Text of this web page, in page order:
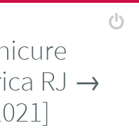
RJ →